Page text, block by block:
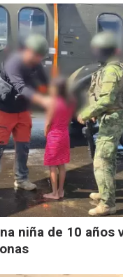
niña de 10 años